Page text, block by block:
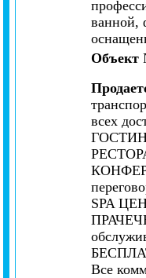
ванной,
Объект
всех
SPA
Все